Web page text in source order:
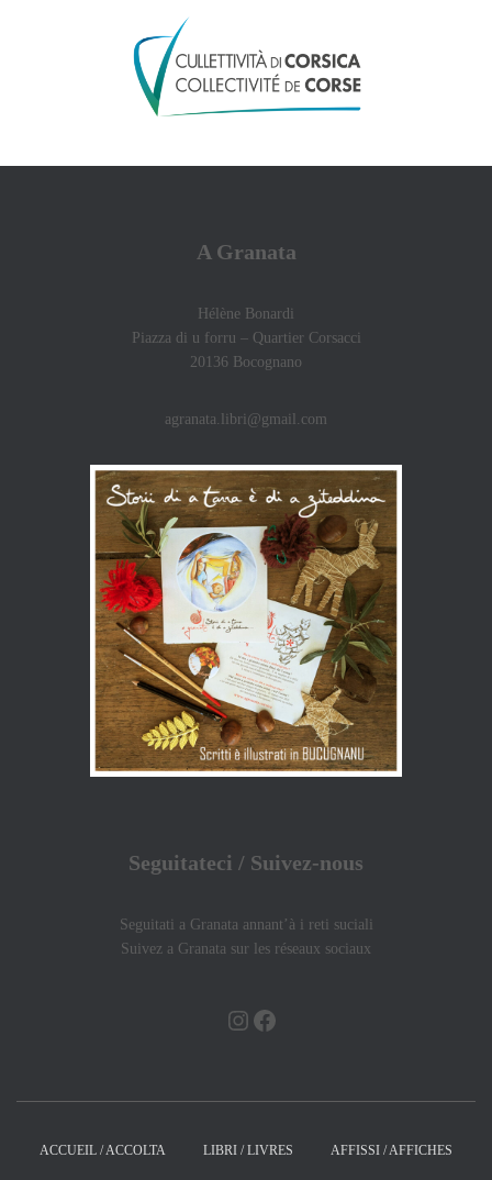
A Granata
Hélène Bonardi
Piazza di u forru – Quartier Corsacci
20136 Bocognano
agranata.libri@gmail.com
Seguitateci / Suivez-nous
Seguitati a Granata annant’à i reti suciali
Suivez a Granata sur les réseaux sociaux
INSTAGRAM
ACCUEIL / ACCOLTA LIBRI / LIVRES AFFISSI / AFFICHES